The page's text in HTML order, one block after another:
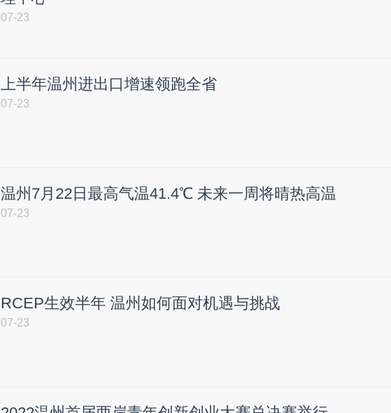
07-23
上半年温州进出口增速领跑全省
07-23
温州7月22日最高气温41.4℃ 未来一周将晴热高温
07-23
RCEP生效半年 温州如何面对机遇与挑战
07-23